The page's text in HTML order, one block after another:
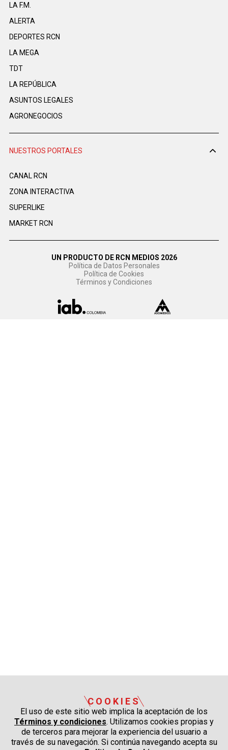
LA F.M.
ALERTA
DEPORTES RCN
LA MEGA
TDT
LA REPÚBLICA
ASUNTOS LEGALES
AGRONEGOCIOS
NUESTROS PORTALES
CANAL RCN
ZONA INTERACTIVA
SUPERLIKE
MARKET RCN
UN PRODUCTO DE RCN MEDIOS 2026
Política de Datos Personales
Política de Cookies
Términos y Condiciones
COOKIES
El uso de este sitio web implica la aceptación de los
Términos y condiciones. Utilizamos cookies propias y
de terceros para mejorar la experiencia del usuario a
través de su navegación. Si continúa navegando acepta su